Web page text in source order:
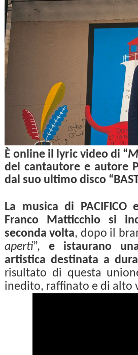
È online il lyric video di “
del cantautore e autore
dal suo ultimo disco
La musica di PACIFICO
Franco Matticchio si
seconda volta, dopo il
aperti”, e istaurano
artistica destinata a
risultato di questa
inedito, raffinato e di alto